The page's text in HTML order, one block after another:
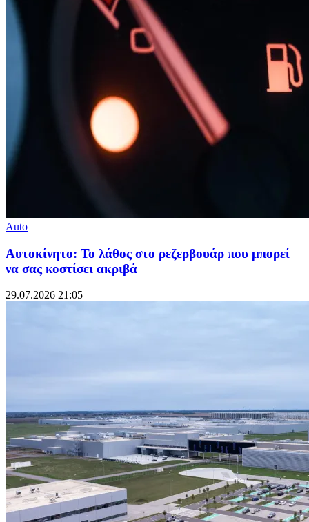
Auto
Αυτοκίνητο: Το λάθος στο ρεζερβουάρ που μπορεί
να σας κοστίσει ακριβά
29.07.2026 21:05